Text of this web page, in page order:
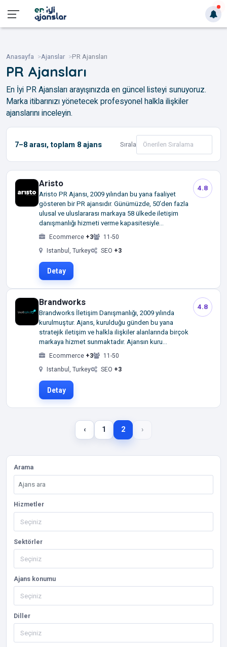
Anasayfa Ajanslar PR Ajansları
PR Ajansları
En İyi PR Ajansları arayışınızda en güncel listeyi sunuyoruz.
Marka itibarınızı yönetecek profesyonel halkla ilişkiler
ajanslarını inceleyin.
7–8 arası, toplam 8 ajans Sırala
Aristo
Aristo PR Ajansı, 2009 yılından bu yana faaliyet
gösteren bir PR ajansıdır. Günümüzde, 50’den fazla
ulusal ve uluslararası markaya 58 ülkede iletişim
danışmanlığı hizmeti verme kapasitesiyle...
Ecommerce +3
11-50
Istanbul, Turkey
SEO +3
Detay
4.8
Brandworks
Brandworks İletişim Danışmanlığı, 2009 yılında
kurulmuştur. Ajans, kurulduğu günden bu yana
stratejik iletişim ve halkla ilişkiler alanlarında birçok
markaya hizmet sunmaktadır. Ajansın kuru...
Ecommerce +3
11-50
Istanbul, Turkey
SEO +3
Detay
4.8
‹ 1 2 ›
Arama
Hizmetler
Sektörler
Ajans konumu
Diller